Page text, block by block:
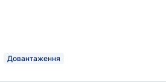
Довантаження